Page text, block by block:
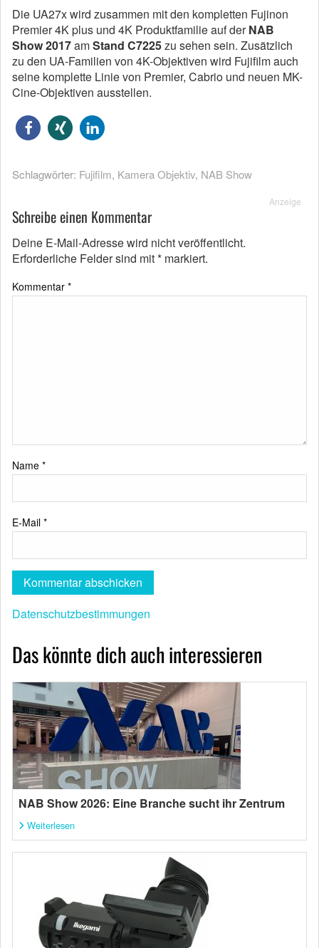
Die UA27x wird zusammen mit den kompletten Fujinon
Premier 4K plus und 4K Produktfamilie auf derNAB
Show 2017amStand C7225zu sehen sein. Zusätzlich
zu den UA-Familien von 4K-Objektiven wird Fujifilm auch
seine komplette Linie von Premier, Cabrio und neuen MK-
Cine-Objektiven ausstellen.
Schlagwörter: Fujifilm, Kamera Objektiv, NAB Show
Anzeige
Schreibe einen Kommentar
Deine E-Mail-Adresse wird nicht veröffentlicht.
Erforderliche Felder sind mit* markiert.
Kommentar *
Name *
E-Mail *
Datenschutzbestimmungen
Das könnte dich auch interessieren
NAB Show 2026: Eine Branche sucht ihr Zentrum
Weiterlesen